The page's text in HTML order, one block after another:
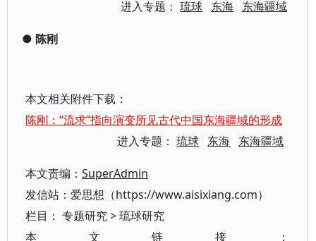
进入专题：琉球 东海 东海疆域
● 陈刚
本文相关附件下载：
陈刚：“流求”指向演变所见古代中国东海疆域的形成
进入专题：琉球 东海 东海疆域
本文责编： SuperAdmin
发信站：爱思想（https://www.aisixiang.com）
栏目： 专题研究>琉球研究
本文链接：